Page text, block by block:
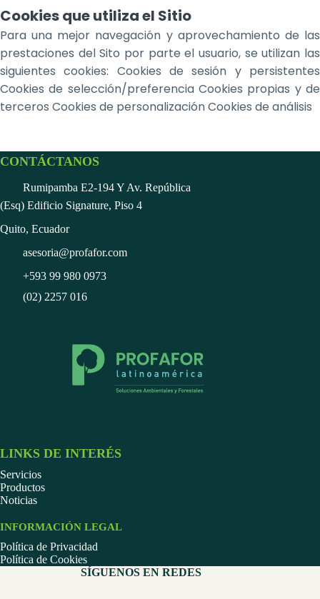
Cookies que utiliza el Sitio
Para una mejor navegación y aprovechamiento de las
prestaciones del Sito por parte el usuario, se utilizan las
siguientes cookies: Cookies de sesión y persistentes
Cookies de selección/preferencia Cookies propias y de
terceros Cookies de personalización Cookies de análisis
CONTÁCTANOS
Rumipamba E2-194 Y Av. República
(Esq) Edificio Signature, Piso 4
Quito, Ecuador
asesoria@profafor.com
+593 99 980 0973
(02) 2257 016
LINKS DE INTERÉS
Servicios
Productos
Noticias
INFORMACIÓN LEGAL
Política de Privacidad
Política de Cookies
SÍGUENOS EN REDES